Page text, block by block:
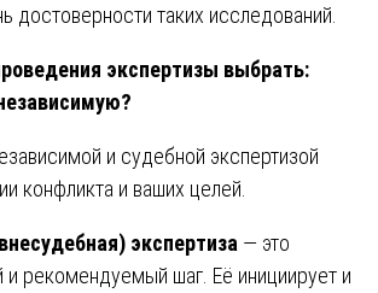
достоверности таких исследований.
экспертизы выбрать:
и судебной экспертизой
конфликта и ваших целей.
экспертиза — это
и рекомендуемый шаг. Её инициирует и